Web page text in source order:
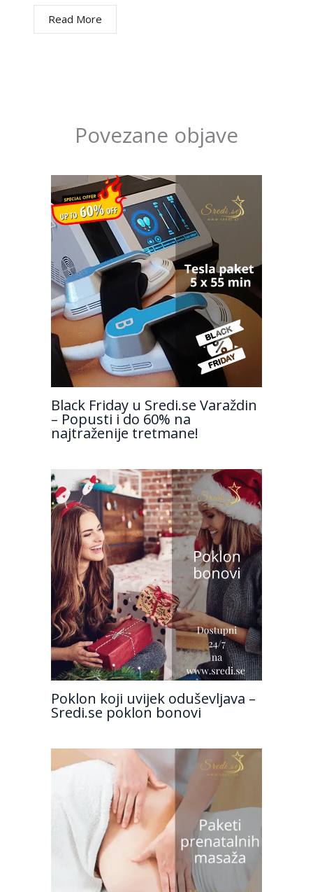
Read More
Povezane objave
Black Friday u Sredi.se Varaždin
– Popusti i do 60% na
najtraženije tretmane!
Poklon koji uvijek oduševljava –
Sredi.se poklon bonovi